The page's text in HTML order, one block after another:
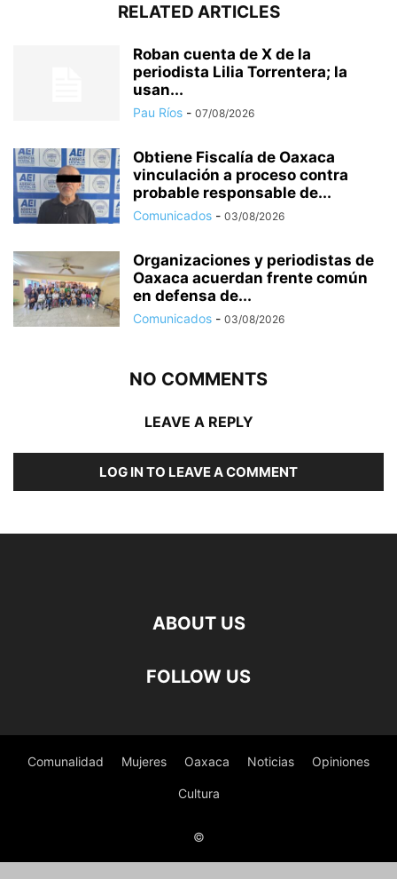
RELATED ARTICLES
Roban cuenta de X de la
periodista Lilia Torrentera; la
usan...
Pau Ríos - 07/08/2026
Obtiene Fiscalía de Oaxaca
vinculación a proceso contra
probable responsable de...
Comunicados - 03/08/2026
Organizaciones y periodistas de
Oaxaca acuerdan frente común
en defensa de...
Comunicados - 03/08/2026
NO COMMENTS
LEAVE A REPLY
LOG IN TO LEAVE A COMMENT
ABOUT US
FOLLOW US
Comunalidad Mujeres Oaxaca Noticias Opiniones
Cultura
©